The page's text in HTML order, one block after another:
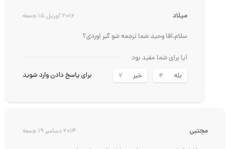
میلاد 2016 آوریل 15 جمعه
سلام.اقا وحید شما ترجمه شو گیر اوردی؟
آیا برای شما مفید بود
بله
4 خیر 2 برای پاسخ دادن وارد شوید
مجتبی 2014 دسامبر 19 جمعه